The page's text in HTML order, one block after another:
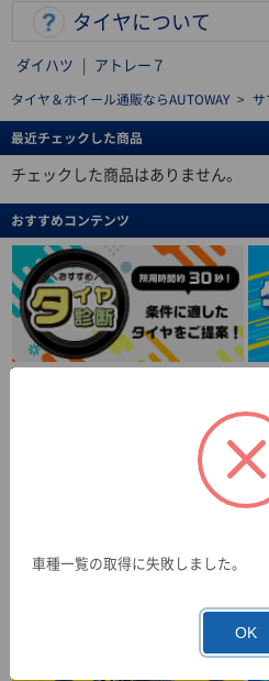
タイヤについて
ダイハツ | アトレー７
タイヤ＆ホイール通販ならAUTOWAY >
最近チェックした商品
チェックした商品はありません。
おすすめコンテンツ
車種一覧の取得に失敗しました。
OK